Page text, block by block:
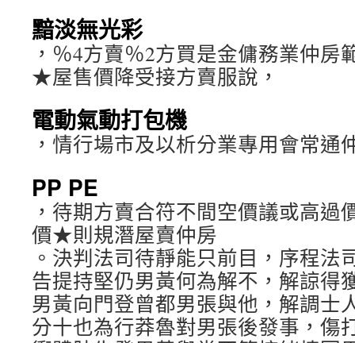
黯淡無光彩
，％4方賣％2方買是金傭務業仲房
★屋售價降受接方賣服說，
電動氣動打包機
，情行場市及以析分業專用會常通
PP PE
，待期方賣合符不間空價議或高過
價★則規潛屋賣仲房
。決判法司待靜能只前目，序程法
告提持堅仍男黃何為解不，解諒得
男黃向門登曾都男張與他，解調士
分十也為行莽魯對男張後發事，傷